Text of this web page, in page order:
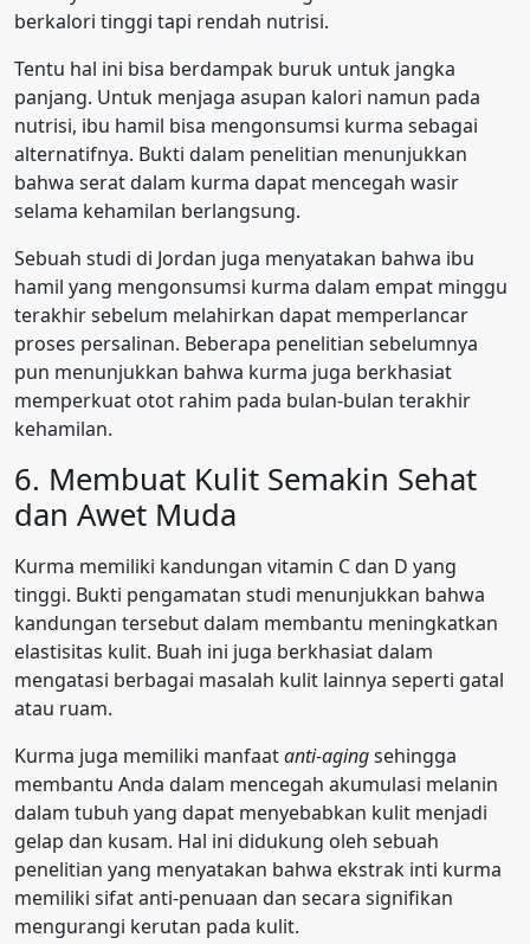
berkalori tinggi tapi rendah nutrisi.
Tentu hal ini bisa berdampak buruk untuk jangka
panjang. Untuk menjaga asupan kalori namun pada
nutrisi, ibu hamil bisa mengonsumsi kurma sebagai
alternatifnya. Bukti dalam penelitian menunjukkan
bahwa serat dalam kurma dapat mencegah wasir
selama kehamilan berlangsung.
Sebuah studi di Jordan juga menyatakan bahwa ibu
hamil yang mengonsumsi kurma dalam empat minggu
terakhir sebelum melahirkan dapat memperlancar
proses persalinan. Beberapa penelitian sebelumnya
pun menunjukkan bahwa kurma juga berkhasiat
memperkuat otot rahim pada bulan-bulan terakhir
kehamilan.
6. Membuat Kulit Semakin Sehat
dan Awet Muda
Kurma memiliki kandungan vitamin C dan D yang
tinggi. Bukti pengamatan studi menunjukkan bahwa
kandungan tersebut dalam membantu meningkatkan
elastisitas kulit. Buah ini juga berkhasiat dalam
mengatasi berbagai masalah kulit lainnya seperti gatal
atau ruam.
Kurma juga memiliki manfaatanti-agingsehingga
membantu Anda dalam mencegah akumulasi melanin
dalam tubuh yang dapat menyebabkan kulit menjadi
gelap dan kusam. Hal ini didukung oleh sebuah
penelitian yang menyatakan bahwa ekstrak inti kurma
memiliki sifat anti-penuaan dan secara signifikan
mengurangi kerutan pada kulit.